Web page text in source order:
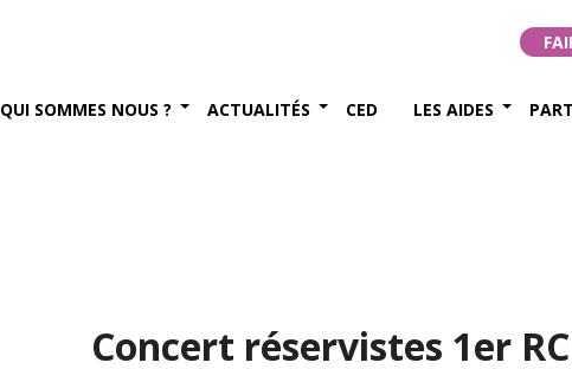
QUI SOMMES NOUS ? ACTUALITÉS CED LES AIDES
Concert réservistes 1er